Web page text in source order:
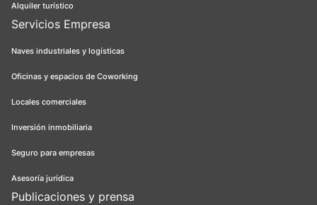
Alquiler turístico
Servicios Empresa
Naves industriales y logísticas
Oficinas y espacios de Coworking
Locales comerciales
Inversión inmobiliaria
Seguro para empresas
Asesoría jurídica
Publicaciones y prensa